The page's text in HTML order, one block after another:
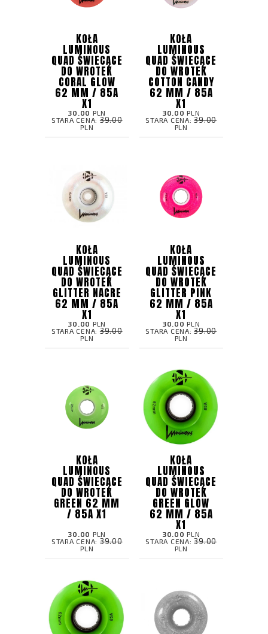
KOŁA
LUMINOUS
QUAD ŚWIECĄCE
DO WROTEK
CORAL GLOW
62 MM / 85A
X1
30.00 PLN
STARA CENA:39.00
PLN
KOŁA
LUMINOUS
QUAD ŚWIECĄCE
DO WROTEK
COTTON CANDY
62 MM / 85A
X1
30.00 PLN
STARA CENA:39.00
PLN
KOŁA
LUMINOUS
QUAD ŚWIECĄCE
DO WROTEK
GLITTER NACRE
62 MM / 85A
X1
30.00 PLN
STARA CENA:39.00
PLN
KOŁA
LUMINOUS
QUAD ŚWIECĄCE
DO WROTEK
GLITTER PINK
62 MM / 85A
X1
30.00 PLN
STARA CENA:39.00
PLN
KOŁA
LUMINOUS
QUAD ŚWIECĄCE
DO WROTEK
GREEN 62 MM
/ 85A X1
30.00 PLN
STARA CENA:39.00
PLN
KOŁA
LUMINOUS
QUAD ŚWIECĄCE
DO WROTEK
GREEN GLOW
62 MM / 85A
X1
30.00 PLN
STARA CENA:39.00
PLN